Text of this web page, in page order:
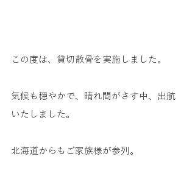
この度は、貸切散骨を実施しました。
気候も穏やかで、晴れ間がさす中、出航
いたしました。
北海道からもご家族様が参列。